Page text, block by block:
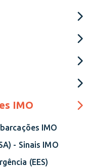
IMO
IMO
- Sinais IMO
(EES)